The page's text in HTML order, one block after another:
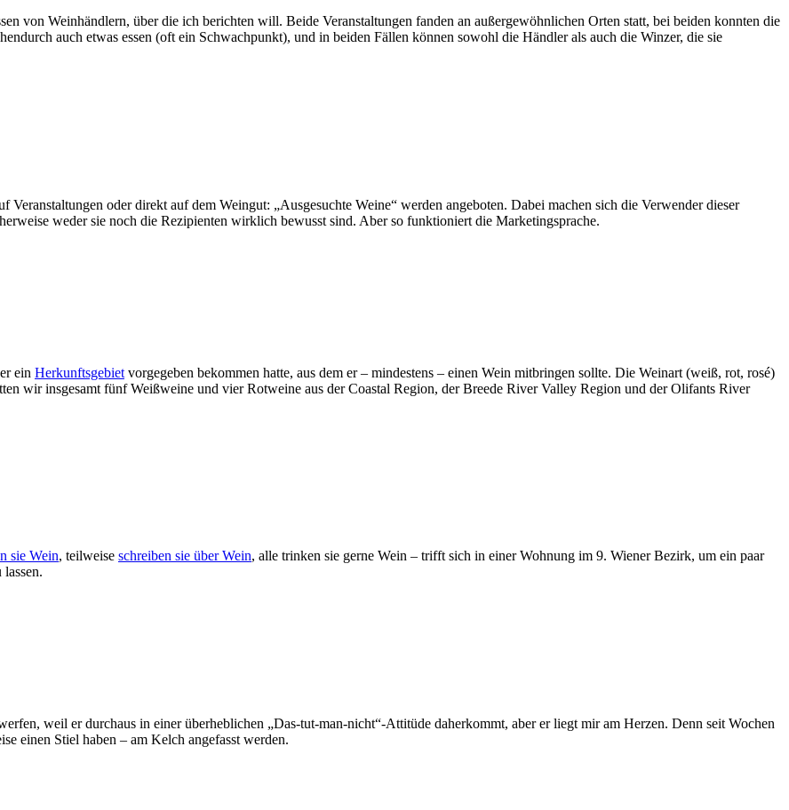
von Weinhändlern, über die ich berichten will. Beide Veranstaltungen fanden an außergewöhnlichen Orten statt, bei beiden konnten die
auch etwas essen (oft ein Schwachpunkt), und in beiden Fällen können sowohl die Händler als auch die Winzer, die sie
oder direkt auf dem Weingut: „Ausgesuchte Weine“ werden angeboten. Dabei machen sich die Verwender dieser
weder sie noch die Rezipienten wirklich bewusst sind. Aber so funktioniert die Marketingsprache.
ein Herkunftsgebiet vorgegeben bekommen hatte, aus dem er – mindestens – einen Wein mitbringen sollte. Die Weinart (weiß, rot, rosé)
wir insgesamt fünf Weißweine und vier Rotweine aus der Coastal Region, der Breede River Valley Region und der Olifants River
sie Wein, teilweise schreiben sie über Wein, alle trinken sie gerne Wein – trifft sich in einer Wohnung im 9. Wiener Bezirk, um ein paar
weil er durchaus in einer überheblichen „Das-tut-man-nicht“-Attitüde daherkommt, aber er liegt mir am Herzen. Denn seit Wochen
einen Stiel haben – am Kelch angefasst werden.